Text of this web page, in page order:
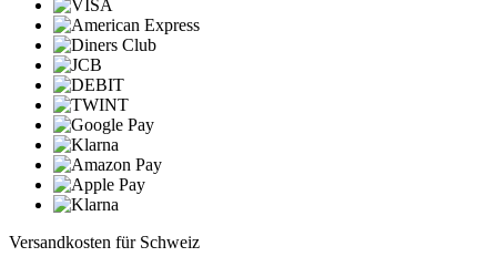
Versandkosten für Schweiz